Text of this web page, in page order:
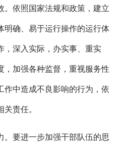
依照国家法规和政策，建立
明确、易于运行操作的运行体
，深入实际，办实事、重实
，加强各种监督，重视服务性
作中造成不良影响的行为，依
责任。
要进一步加强干部队伍的思